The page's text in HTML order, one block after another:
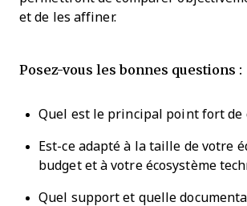
et de les affiner.
Posez-vous les bonnes questions :
Quel est le principal point fort de
Est-ce adapté à la taille de votre
budget et à votre écosystème
Quel support et quelle